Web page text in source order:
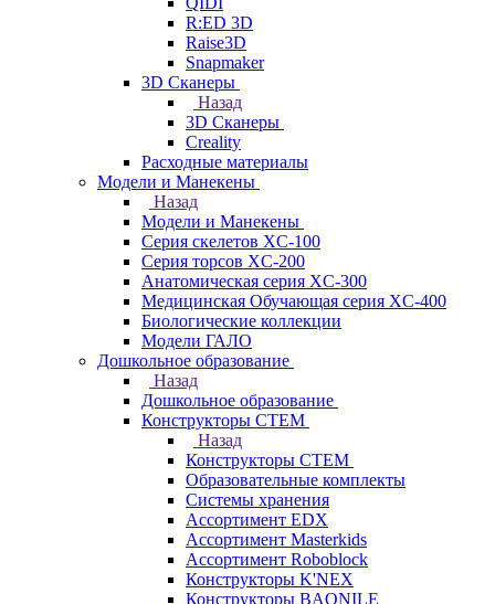
R:ED 3D
Raise3D
Snapmaker
3D Сканеры
Назад
3D Сканеры
Creality
Расходные материалы
Модели и Манекены
Назад
Модели и Манекены
Серия скелетов XC-100
Серия торсов XC-200
Анатомическая серия XC-300
Медицинская Обучающая серия XC-400
Биологические коллекции
Модели ГАЛО
Дошкольное образование
Назад
Дошкольное образование
Конструкторы СТЕМ
Назад
Конструкторы СТЕМ
Образовательные комплекты
Системы хранения
Ассортимент EDX
Ассортимент Masterkids
Ассортимент Roboblock
Конструкторы K'NEX
Конструкторы BAONILE